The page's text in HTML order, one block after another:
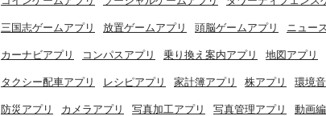
三国志ゲームアプリ 放置ゲームアプリ 頭脳ゲームアプリ ニュー
カーナビアプリ コンパスアプリ 乗り換え案内アプリ 地図アプリ
タクシー配車アプリ レシピアプリ 家計簿アプリ 株アプリ 環境
防災アプリ カメラアプリ 写真加工アプリ 写真管理アプリ 動画